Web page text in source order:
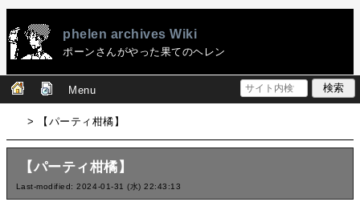
phelen archives Wiki
ポーンさんがやった果てのヘレン
Menu
> 【パーティ柑橘】
【パーティ柑橘】
Last-modified: 2024-01-31 (水) 22:43:13